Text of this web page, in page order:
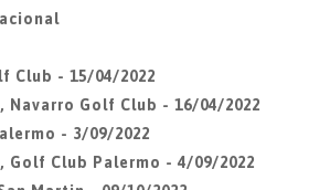
Club - 15/04/2022
Navarro Golf Club - 16/04/2022
- 3/09/2022
Golf Club Palermo - 4/09/2022